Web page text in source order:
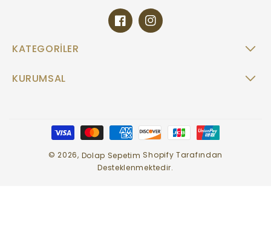
FacebookInstagram
KATEGORILER
KURUMSAL
Ödeme
yöntemleri
© 2026, Dolap Sepetim Shopify Tarafından
Desteklenmektedir.